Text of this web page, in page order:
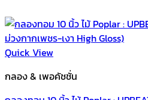
Quick View
กลอง & เพอคัชชั่น